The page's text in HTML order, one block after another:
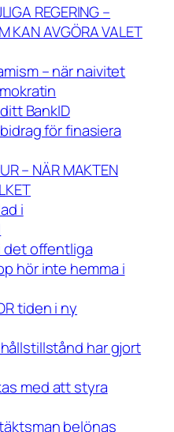
REGERING –
KAN AVGÖRA VALET
– när naivitet
BankID
för finasiera
– NÄR MAKTEN
i
det offentliga
hör inte hemma i
tiden i ny
har gjort
med att styra
belönas